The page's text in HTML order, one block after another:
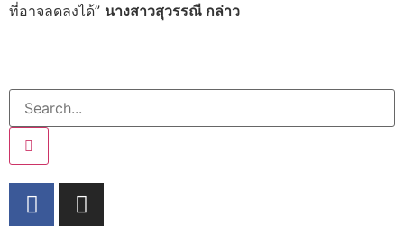
ที่อาจลดลงได้” นางสาวสุวรรณี กล่าว